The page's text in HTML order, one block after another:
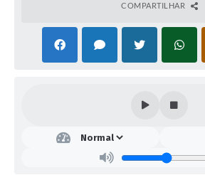
COMPARTILHAR